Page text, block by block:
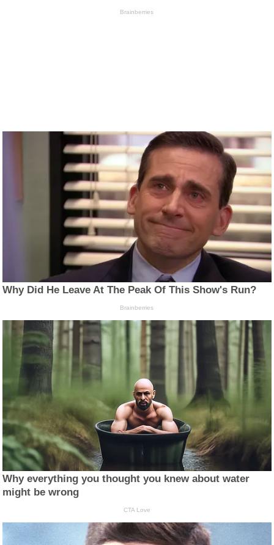
Brainberries
Why Did He Leave At The Peak Of This Show's Run?
Brainberries
Why everything you thought you knew about water
might be wrong
CTA Love